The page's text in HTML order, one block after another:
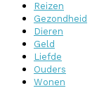
Reizen
Gezondheid
Dieren
Geld
Liefde
Ouders
Wonen